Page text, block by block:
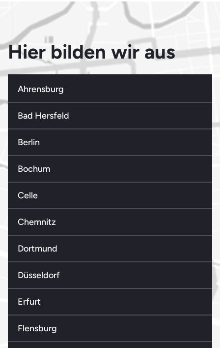
Hier bilden wir aus
Ahrensburg
Bad Hersfeld
Berlin
Bochum
Celle
Chemnitz
Dortmund
Düsseldorf
Erfurt
Flensburg